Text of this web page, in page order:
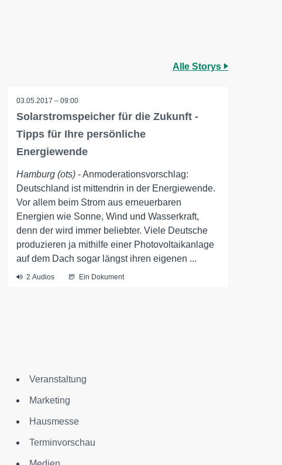
Alle Storys
03.05.2017 – 09:00
Solarstromspeicher für die Zukunft -
Tipps für Ihre persönliche
Energiewende
Hamburg (ots) - Anmoderationsvorschlag:
Deutschland ist mittendrin in der Energiewende.
Vor allem beim Strom aus erneuerbaren
Energien wie Sonne, Wind und Wasserkraft,
denn der wird immer beliebter. Viele Deutsche
produzieren ja mithilfe einer Photovoltaikanlage
auf dem Dach sogar längst ihren eigenen ...
2 Audios Ein Dokument
Veranstaltung
Marketing
Hausmesse
Terminvorschau